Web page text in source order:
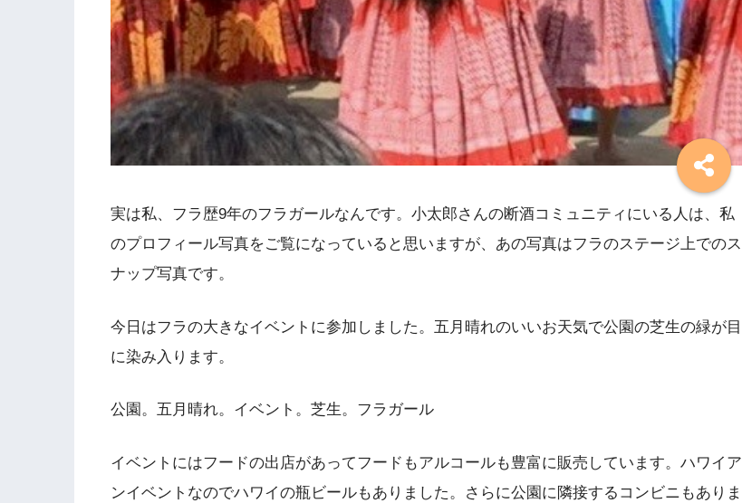
実は私、フラ歴9年のフラガールなんです。小太郎さんの断酒コミュニティにいる人は、私
のプロフィール写真をご覧になっていると思いますが、あの写真はフラのステージ上でのス
ナップ写真です。
今日はフラの大きなイベントに参加しました。五月晴れのいいお天気で公園の芝生の緑が目
に染み入ります。
公園。五月晴れ。イベント。芝生。フラガール
イベントにはフードの出店があってフードもアルコールも豊富に販売しています。ハワイア
ンイベントなのでハワイの瓶ビールもありました。さらに公園に隣接するコンビニもありま